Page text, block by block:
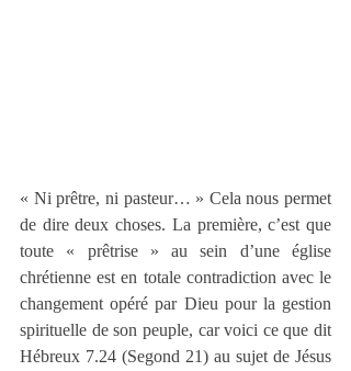
« Ni prêtre, ni pasteur… » Cela nous permet
de dire deux choses. La première, c’est que
toute « prêtrise » au sein d’une église
chrétienne est en totale contradiction avec le
changement opéré par Dieu pour la gestion
spirituelle de son peuple, car voici ce que dit
Hébreux 7.24 (Segond 21) au sujet de Jésus